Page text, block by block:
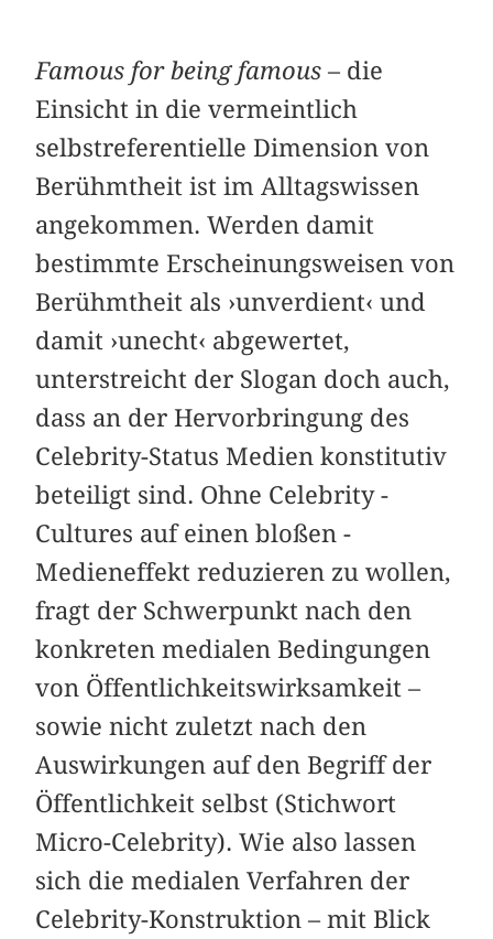
Famous for being famous – die
Einsicht in die vermeintlich
selbstreferentielle Dimension von
Berühmtheit ist im Alltagswissen
angekommen. Werden damit
bestimmte Erscheinungsweisen von
Berühmtheit als ›unverdient‹ und
damit ›unecht‹ abgewertet,
unterstreicht der Slogan doch auch,
dass an der Hervorbringung des
Celebrity-­Status Medien konstitutiv
beteiligt sind. Ohne Celebrity ­
Cultures auf einen bloßen ­
Medieneffekt reduzieren zu wollen,
fragt der Schwerpunkt nach den
konkreten medialen Bedingungen
von ­Öffentlichkeitswirksamkeit –
sowie nicht zuletzt nach den
Auswirkungen auf den Begriff der
Öffentlichkeit selbst (Stichwort
Micro-Celebrity). Wie also lassen
sich die medialen Verfahren der
Celebrity-Konstruktion – mit Blick